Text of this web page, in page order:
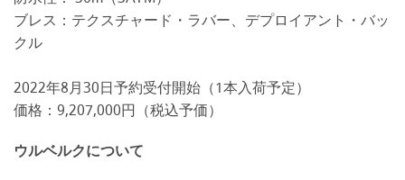
ブレス：テクスチャード・ラバー、デプロイアント・バッ
クル
2022年8月30日予約受付開始（1本入荷予定）
価格：9,207,000円（税込予価）
ウルベルクについて